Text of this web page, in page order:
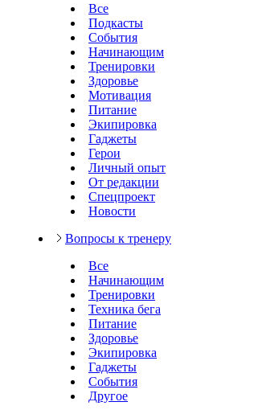
Все
Подкасты
События
Начинающим
Тренировки
Здоровье
Мотивация
Питание
Экипировка
Гаджеты
Герои
Личный опыт
От редакции
Спецпроект
Новости
Вопросы к тренеру
Все
Начинающим
Тренировки
Техника бега
Питание
Здоровье
Экипировка
Гаджеты
События
Другое